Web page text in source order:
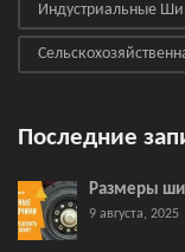
Индустриальные
Последние
Размеры
9 августа, 2025